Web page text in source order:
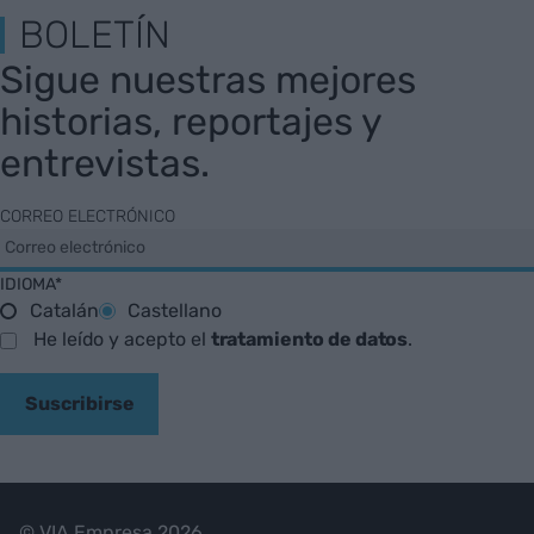
BOLETÍN
Sigue nuestras mejores
historias, reportajes y
entrevistas.
CORREO ELECTRÓNICO
IDIOMA*
Catalán
Castellano
He leído y acepto el tratamiento de datos.
Suscribirse